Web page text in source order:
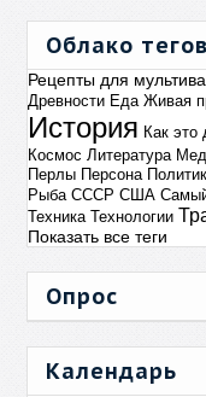
Облако тегов
Рецепты для
Древности Еда Живая
История Как это
Космос Литература
Перлы Персона
Рыба СССР США
Техника Технологии
Показать все теги
Опрос
Календарь